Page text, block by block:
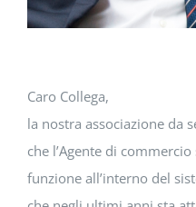
Caro Collega,
la nostra associazione da
che l’Agente di
funzione all’interno del